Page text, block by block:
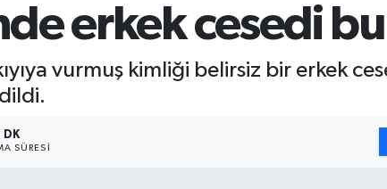
erkek cesedi
vurmuş kimliği belirsiz bir erkek
1 DK
SÜRESI